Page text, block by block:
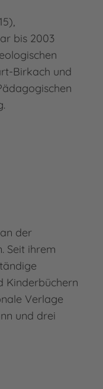
bis 2003
Birkach und
der
Seit ihrem
Kinderbüchern
Verlage
und drei